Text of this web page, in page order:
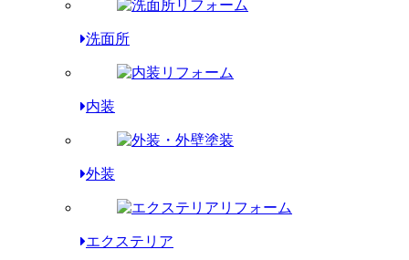
洗面所
内装
外装
エクステリア